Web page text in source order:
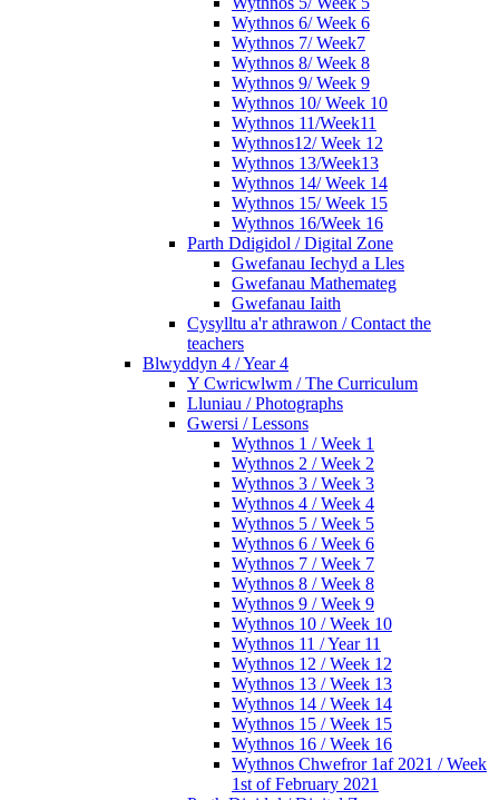
Wythnos 6/ Week 6
Wythnos 7/ Week7
Wythnos 8/ Week 8
Wythnos 9/ Week 9
Wythnos 10/ Week 10
Wythnos 11/Week11
Wythnos12/ Week 12
Wythnos 13/Week13
Wythnos 14/ Week 14
Wythnos 15/ Week 15
Wythnos 16/Week 16
Parth Ddigidol / Digital Zone
Gwefanau Iechyd a Lles
Gwefanau Mathemateg
Gwefanau Iaith
Cysylltu a'r athrawon / Contact the
teachers
Blwyddyn 4 / Year 4
Y Cwricwlwm / The Curriculum
Lluniau / Photographs
Gwersi / Lessons
Wythnos 1 / Week 1
Wythnos 2 / Week 2
Wythnos 3 / Week 3
Wythnos 4 / Week 4
Wythnos 5 / Week 5
Wythnos 6 / Week 6
Wythnos 7 / Week 7
Wythnos 8 / Week 8
Wythnos 9 / Week 9
Wythnos 10 / Week 10
Wythnos 11 / Year 11
Wythnos 12 / Week 12
Wythnos 13 / Week 13
Wythnos 14 / Week 14
Wythnos 15 / Week 15
Wythnos 16 / Week 16
Wythnos Chwefror 1af 2021 / Week
1st of February 2021